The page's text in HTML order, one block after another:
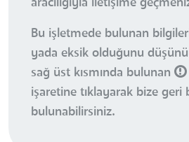
aracılığıyla iletişime
Bu işletmede bulunan
yada eksik olduğunu
sağ üst kısmında bulunan
işaretine tıklayarak bize geri
bulunabilirsiniz.